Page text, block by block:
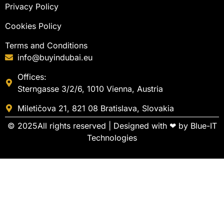
Privacy Policy
Cookies Policy
Terms and Conditions
info@buyindubai.eu
Offices:
Sterngasse 3/2/6, 1010 Vienna, Austria
Miletičova 21, 821 08 Bratislava, Slovakia
© 2025All rights reserved | Designed with ❤ by Blue-IT
Technologies